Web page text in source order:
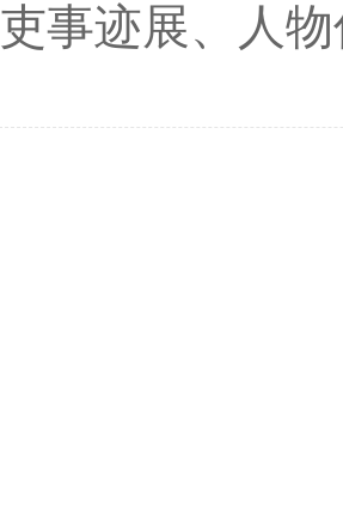
吏事迹展、